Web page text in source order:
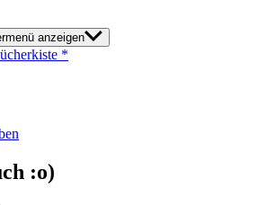
anzeigen
*
:o)